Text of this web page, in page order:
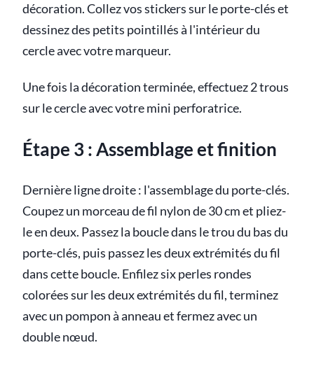
décoration. Collez vos stickers sur le porte-clés et
dessinez des petits pointillés à l'intérieur du
cercle avec votre marqueur.
Une fois la décoration terminée, effectuez 2 trous
sur le cercle avec votre mini perforatrice.
Étape 3 : Assemblage et finition
Dernière ligne droite : l'assemblage du porte-clés.
Coupez un morceau de fil nylon de 30 cm et pliez-
le en deux. Passez la boucle dans le trou du bas du
porte-clés, puis passez les deux extrémités du fil
dans cette boucle. Enfilez six perles rondes
colorées sur les deux extrémités du fil, terminez
avec un pompon à anneau et fermez avec un
double nœud.